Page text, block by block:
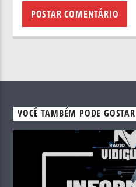
VOCÊ TAMBÉM PODE GOSTAR